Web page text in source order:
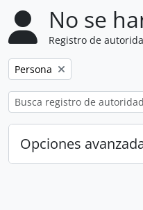
No se
Registro de
Remove filter:
Persona
Opciones